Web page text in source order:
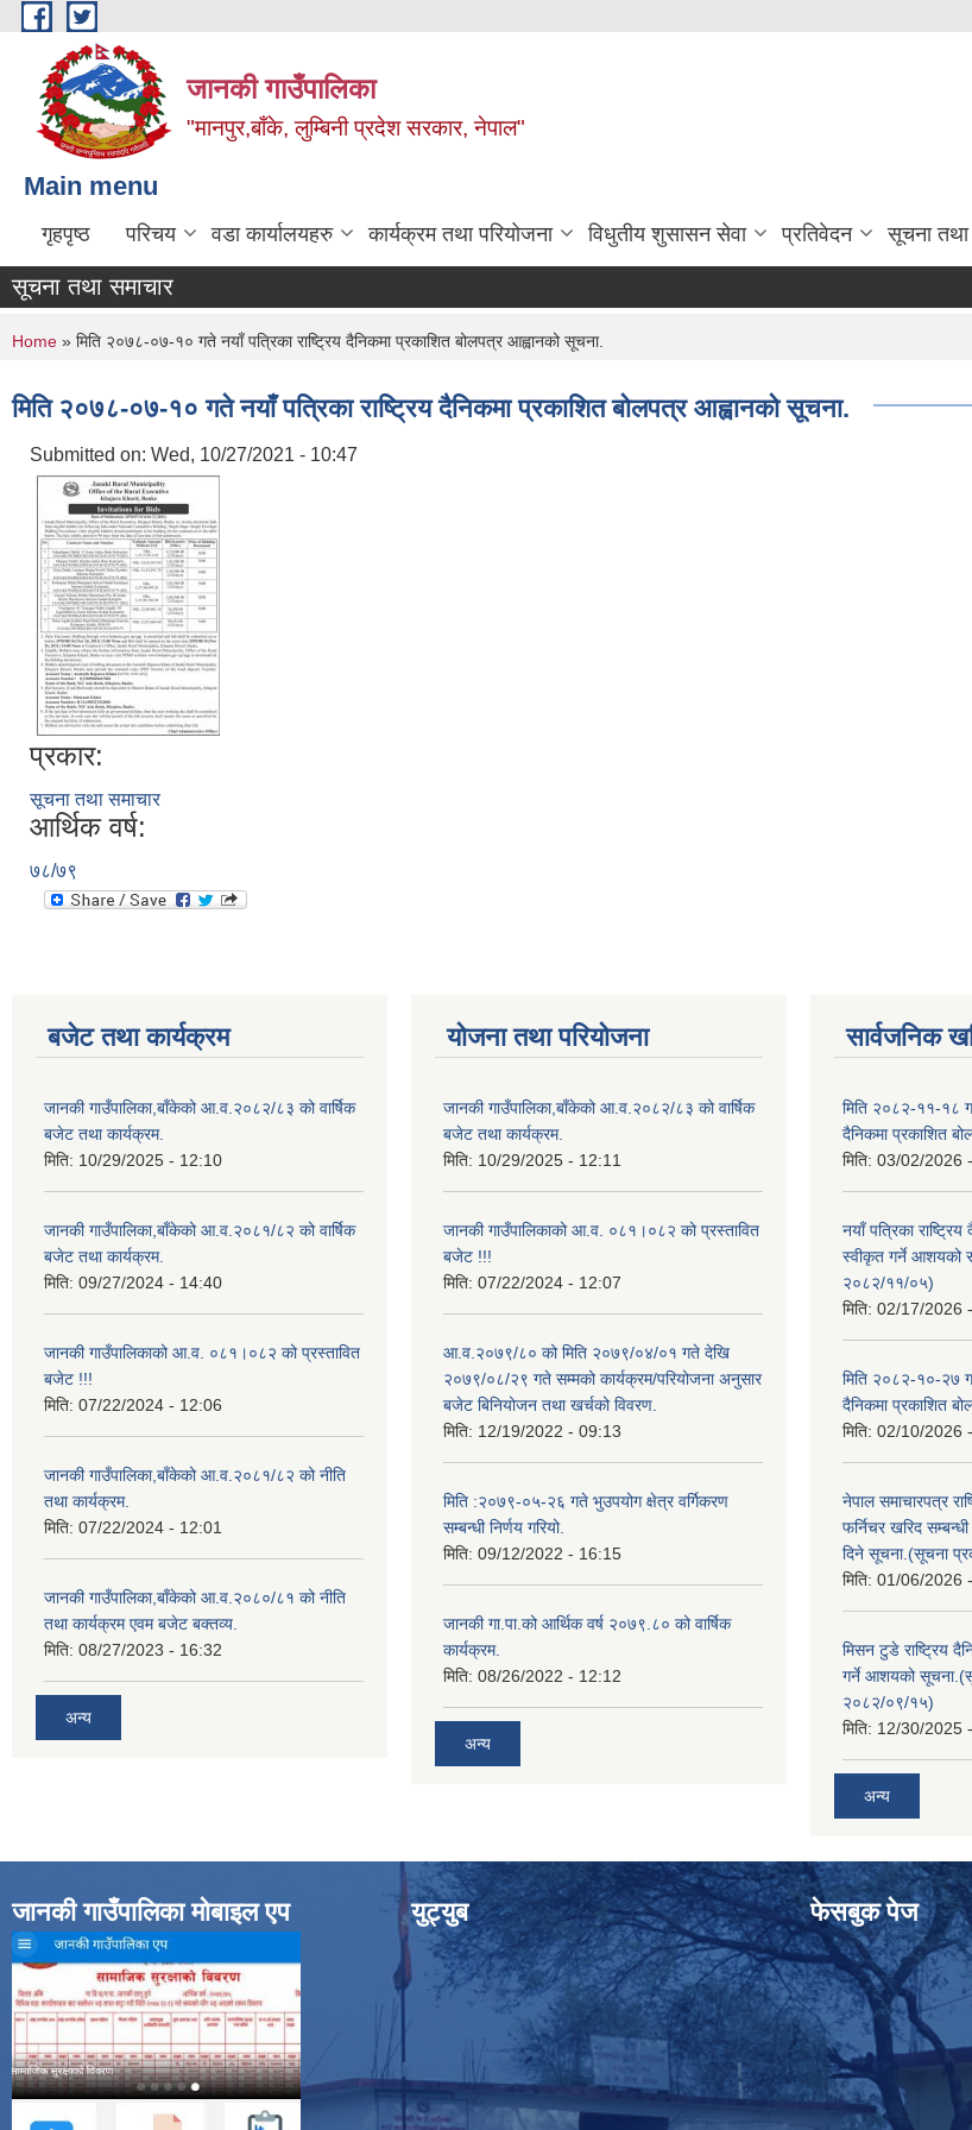
Skip to main content
जानकी गाउँपालिका
"मानपुर,बाँके, लुम्बिनी प्रदेश सरकार, नेपाल"
Main menu
गृहपृष्ठ परिचय वडा कार्यालयहरु कार्यक्रम तथा परियोजना विधुतीय शुसासन सेवा प्रतिवेदन सूचना तथा
सूचना तथा समाचार
You are here
Home » मिति २०७८-०७-१० गते नयाँ पत्रिका राष्ट्रिय दैनिकमा प्रकाशित बोलपत्र आह्वानको सूचना.
मिति २०७८-०७-१० गते नयाँ पत्रिका राष्ट्रिय दैनिकमा प्रकाशित बोलपत्र आह्वानको सूचना.
Submitted on: Wed, 10/27/2021 - 10:47
प्रकार:
सूचना तथा समाचार
आर्थिक वर्ष:
७८/७९
बजेट तथा कार्यक्रम
जानकी गाउँपालिका,बाँकेको आ.व.२०८२/८३ को वार्षिक
बजेट तथा कार्यक्रम.
मिति: 10/29/2025 - 12:10
जानकी गाउँपालिका,बाँकेको आ.व.२०८१/८२ को वार्षिक
बजेट तथा कार्यक्रम.
मिति: 09/27/2024 - 14:40
जानकी गाउँपालिकाको आ.व. ०८१।०८२ को प्रस्तावित
बजेट !!!
मिति: 07/22/2024 - 12:06
जानकी गाउँपालिका,बाँकेको आ.व.२०८१/८२ को नीति
तथा कार्यक्रम.
मिति: 07/22/2024 - 12:01
जानकी गाउँपालिका,बाँकेको आ.व.२०८०/८१ को नीति
तथा कार्यक्रम एवम बजेट बक्तव्य.
मिति: 08/27/2023 - 16:32
अन्य
योजना तथा परियोजना
जानकी गाउँपालिका,बाँकेको आ.व.२०८२/८३ को वार्षिक
बजेट तथा कार्यक्रम.
मिति: 10/29/2025 - 12:11
जानकी गाउँपालिकाको आ.व. ०८१।०८२ को प्रस्तावित
बजेट !!!
मिति: 07/22/2024 - 12:07
आ.व.२०७९/८० को मिति २०७९/०४/०१ गते देखि
२०७९/०८/२९ गते सम्मको कार्यक्रम/परियोजना अनुसार
बजेट बिनियोजन तथा खर्चको विवरण.
मिति: 12/19/2022 - 09:13
मिति :२०७९-०५-२६ गते भुउपयोग क्षेत्र वर्गिकरण
सम्बन्धी निर्णय गरियो.
मिति: 09/12/2022 - 16:15
जानकी गा.पा.को आर्थिक वर्ष २०७९.८० को वार्षिक
कार्यक्रम.
मिति: 08/26/2022 - 12:12
अन्य
सार्वजनिक
मिति २०८२-११-१८
दैनिकमा प्रकाशित
मिति: 03/02/2026
नयाँ पत्रिका
स्वीकृत गर्ने आशयको
२०८२/११/०५)
मिति: 02/17/2026
मिति २०८२-१०-२७
दैनिकमा प्रकाशित
मिति: 02/10/2026
नेपाल समाचारपत्र
फर्निचर खरिद
दिने सूचना.(सूचना
मिति: 01/06/2026
मिसन टुडे राष्ट्रिय
गर्ने आशयको
२०८२/०९/१५)
मिति: 12/30/2025
अन्य
जानकी गाउँपालिका मोबाइल एप युट्युब फेसबुक पेज